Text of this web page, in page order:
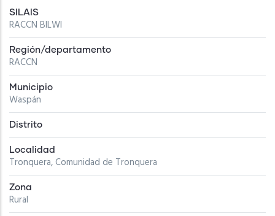
SILAIS
RACCN BILWI
Región/departamento
RACCN
Municipio
Waspán
Distrito
Localidad
Tronquera, Comunidad de Tronquera
Zona
Rural